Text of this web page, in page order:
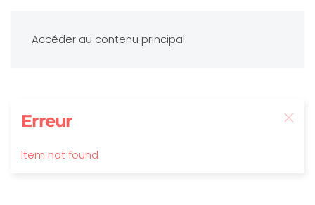
Accéder au contenu principal
Erreur
Item not found